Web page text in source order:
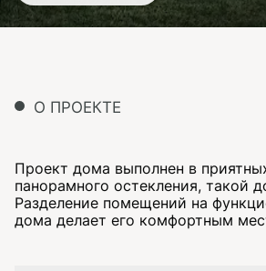
О ПРОЕКТЕ
Проект дома выполнен в
панорамного остекления, такой
Разделение помещений на
дома делает его комфортным